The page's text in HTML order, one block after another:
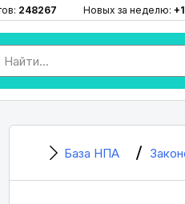
248267 Новых за неделю:
База НПА